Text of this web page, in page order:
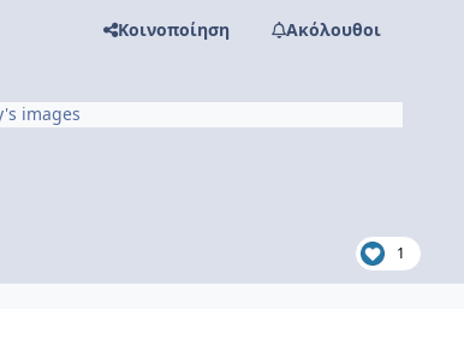
Κοινοποίηση Ακόλουθοι
images
1